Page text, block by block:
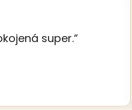
super.“